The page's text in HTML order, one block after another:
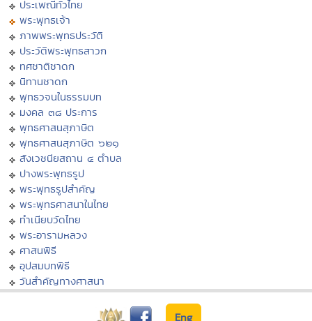
ประเพณีทั่วไทย
พระพุทธเจ้า
ภาพพระพุทธประวัติ
ประวัติพระพุทธสาวก
ทศชาติชาดก
นิทานชาดก
พุทธวจนในธรรมบท
มงคล ๓๘ ประการ
พุทธศาสนสุภาษิต
พุทธศาสนสุภาษิต ๖๒๑
สังเวชนียสถาน ๔ ตำบล
ปางพระพุทธรูป
พระพุทธรูปสำคัญ
พระพุทธศาสนาในไทย
ทำเนียบวัดไทย
พระอารามหลวง
ศาสนพิธี
อุปสมบทพิธี
วันสำคัญทางศาสนา
Eng